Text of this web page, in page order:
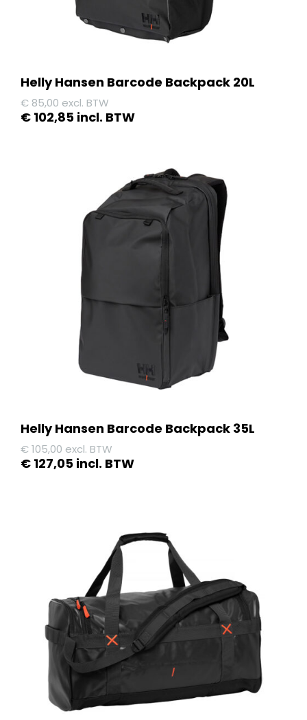
Helly Hansen Barcode Backpack 20L
€ 85,00 excl. BTW
€ 102,85 incl. BTW
Helly Hansen Barcode Backpack 35L
€105,00 excl. BTW
€ 127,05 incl. BTW